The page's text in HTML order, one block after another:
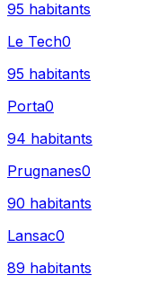
95 habitants
Le Tech0
95 habitants
Porta0
94 habitants
Prugnanes0
90 habitants
Lansac0
89 habitants